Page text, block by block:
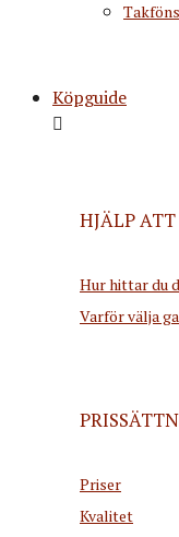
Köpguide
HJÄLP
Hur hittar du
Varför välja
Priser
Kvalitet